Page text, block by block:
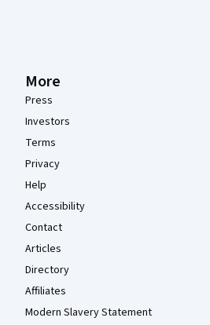
More
Press
Investors
Terms
Privacy
Help
Accessibility
Contact
Articles
Directory
Affiliates
Modern Slavery Statement